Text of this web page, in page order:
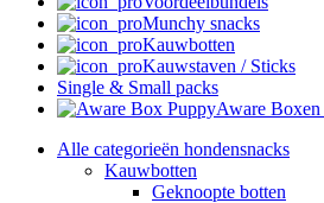
Munchy snacks
Kauwbotten
Kauwstaven / Sticks
Single & Small packs
Aware Boxen
Alle categorieën hondensnacks
Kauwbotten
Geknoopte botten